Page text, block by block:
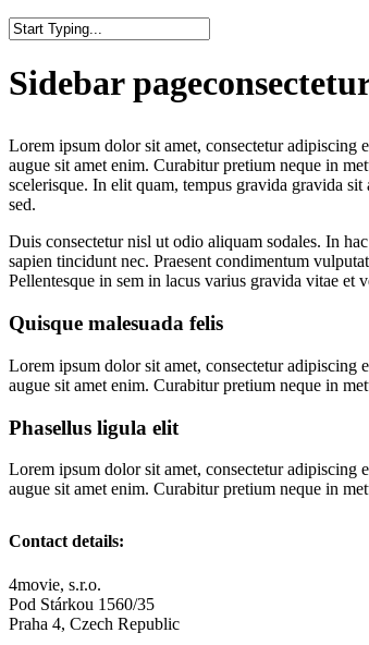
Search
Sidebar page
Lorem ipsum dolor sit amet, consectetur
augue sit amet enim. Curabitur pretium neque in
scelerisque. In elit quam, tempus gravida gravida
sed.
Duis consectetur nisl ut odio aliquam sodales. In
sapien tincidunt nec. Praesent condimentum
Pellentesque in sem in lacus varius gravida vitae et
Quisque malesuada felis
Lorem ipsum dolor sit amet, consectetur
augue sit amet enim. Curabitur pretium neque in
Phasellus ligula elit
Lorem ipsum dolor sit amet, consectetur
augue sit amet enim. Curabitur pretium neque in
Contact details:
4movie, s.r.o.
Pod Stárkou 1560/35
Praha 4, Czech Republic